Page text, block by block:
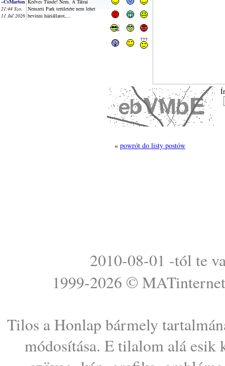
~CsMarton
21:44 Szo,
11 Júl 2026
Kedves Tünde! Nem. A Tátrai
Nemzeti Park területére nem lehet
bevinni háziállatot,...
« powrót do listy postów
2010-08-01 -tól te
1999-2026 © MATinternet
Tilos a Honlap bármely
módosítása. E tilalom alá esik